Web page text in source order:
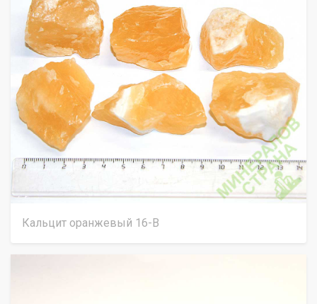
Кальцит оранжевый 16-В